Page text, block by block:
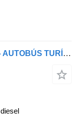
MAN MAN NEOPLAN TOURLINER – AUTOBÚS TURÍSTICO PREMIUM EN VENTA
diesel